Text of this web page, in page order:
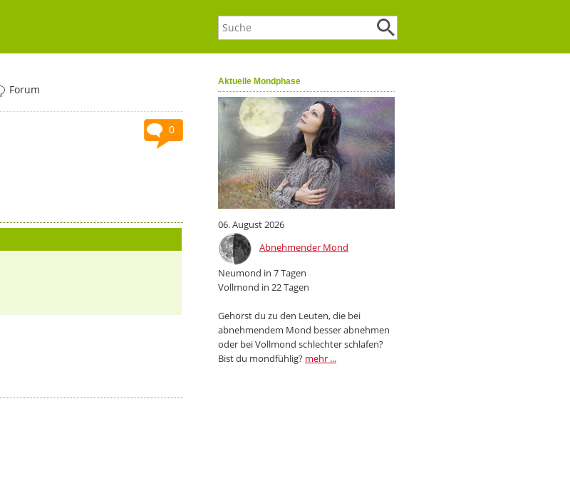
Aktuelle Mondphase
06. August 2026
Abnehmender Mond
Neumond in 7 Tagen
Vollmond in 22 Tagen
Gehörst du zu den Leuten, die bei
abnehmendem Mond besser abnehmen
oder bei Vollmond schlechter schlafen?
Bist du mondfühlig? mehr ...
Forum
0